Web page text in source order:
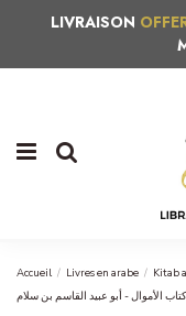
LIVRAISON
Accueil Livres en arabe
Kitab
كتاب الأموال - أبو عبيد القاسم بن سلام